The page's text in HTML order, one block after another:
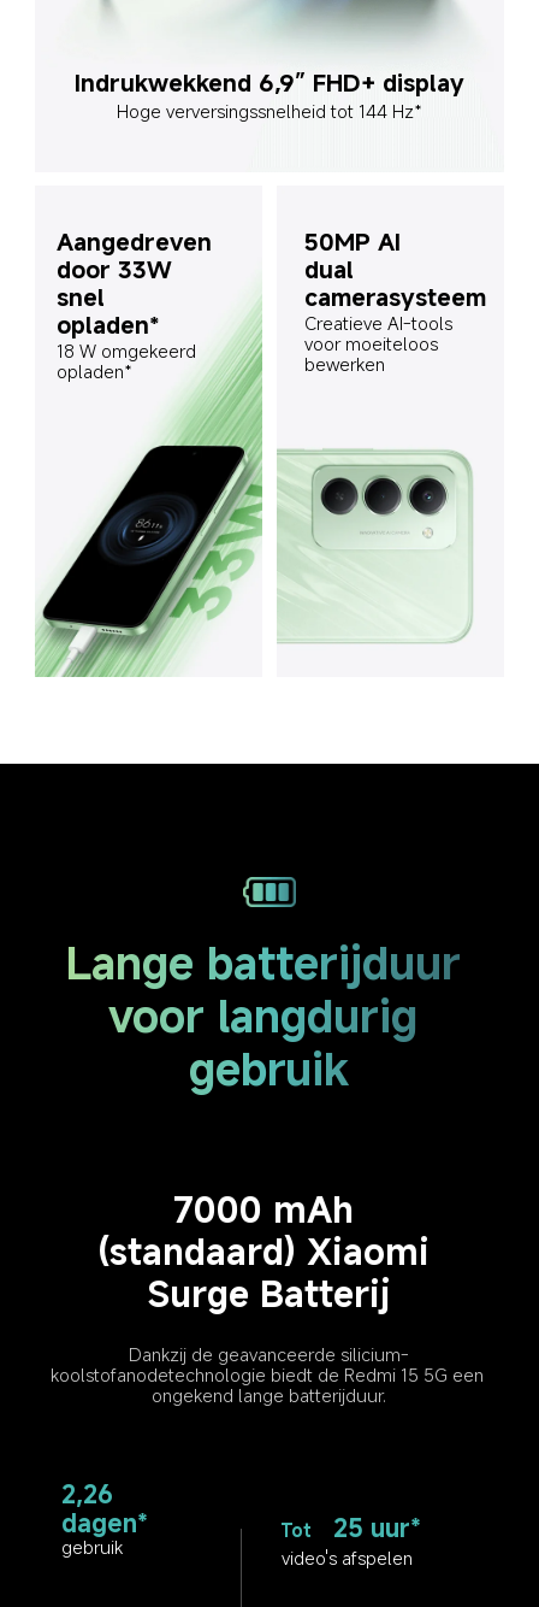
Indrukwekkend 6,9” FHD+ display
Hoge verversingssnelheid tot 144 Hz*
Aangedreven
door 33W
snel
opladen*
18 W omgekeerd
opladen*
50MP AI
dual
camerasysteem
Creatieve AI-tools
voor moeiteloos
bewerken
Lange batterijduur
voor langdurig
gebruik
7000 mAh
(standaard) Xiaomi
Surge Batterij
Dankzij de geavanceerde silicium-
koolstofanodetechnologie biedt de Redmi 15 5G een
ongekend lange batterijduur.
2,26
dagen*
gebruik
Tot 25 uur*
video's afspelen